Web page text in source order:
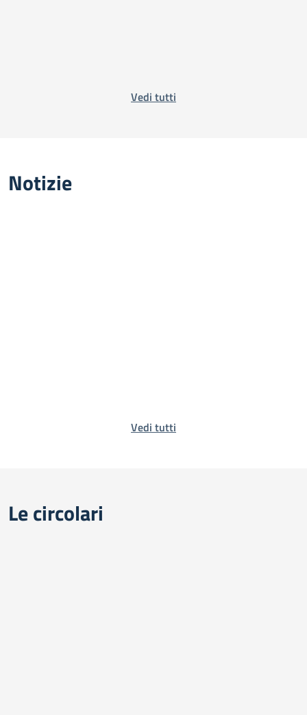
Vedi tutti
Notizie
Vedi tutti
Le circolari